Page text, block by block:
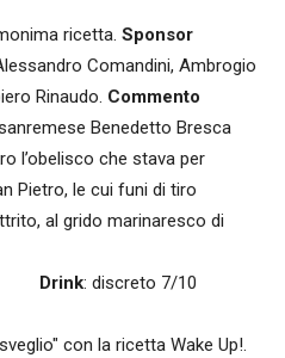
ricetta. Sponsor
Comandini, Ambrogio
Rinaudo. Commento
Benedetto Bresca
l’obelisco che stava per
Pietro, le cui funi di tiro
al grido marinaresco di
5 Drink: discreto 7/10
con la ricetta Wake Up!.